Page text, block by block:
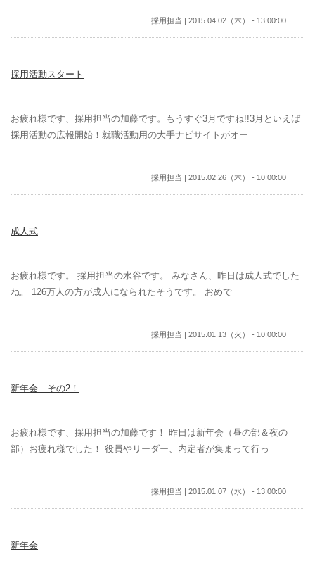
採用担当 | 2015.04.02（木） - 13:00:00
採用活動スタート
お疲れ様です、採用担当の加藤です。もうすぐ3月ですね!!3月といえば
採用活動の広報開始！就職活動用の大手ナビサイトがオー
採用担当 | 2015.02.26（木） - 10:00:00
成人式
お疲れ様です。 採用担当の水谷です。 みなさん、昨日は成人式でした
ね。 126万人の方が成人になられたそうです。 おめで
採用担当 | 2015.01.13（火） - 10:00:00
新年会 その2！
お疲れ様です、採用担当の加藤です！ 昨日は新年会（昼の部＆夜の
部）お疲れ様でした！ 役員やリーダー、内定者が集まって行っ
採用担当 | 2015.01.07（水） - 13:00:00
新年会